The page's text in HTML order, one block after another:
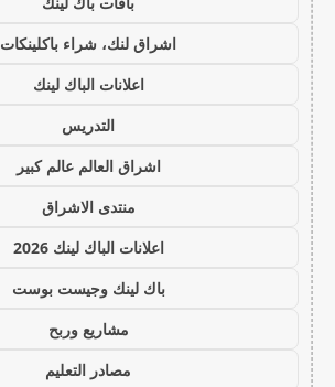
اشراق لنك، شراء باكلينكات
اعلانات الباك لينك
التدريس
اشراق العالم عالم كبير
منتدى الاشراق
اعلانات الباك لينك 2026
باك لينك وجيست بوست
مشاريع وربح
مصادر التعليم